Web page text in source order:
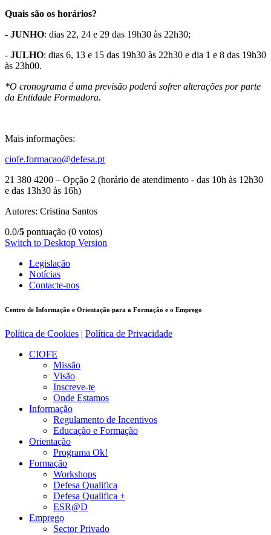
Quais são os horários?
- JUNHO: dias 22, 24 e 29 das 19h30 às 22h30;
- JULHO: dias 6, 13 e 15 das 19h30 às 22h30 e dia 1 e 8 das 19h30
às 23h00.
*O cronograma é uma previsão poderá sofrer alterações por parte
da Entidade Formadora.
Mais informações:
ciofe.formacao@defesa.pt
21 380 4200 – Opção 2 (horário de atendimento - das 10h às 12h30
e das 13h30 às 16h)
Autores: Cristina Santos
0.0/5 pontuação (0 votos)
Switch to Desktop Version
Legislação
Notícias
Contacte-nos
Centro de Informação e Orientação para a Formação e o Emprego
Política de Cookies | Política de Privacidade
CIOFE
Missão
Visão
Inscreve-te
Onde Estamos
Informação
Regulamento de Incentivos
Educação e Formação
Orientação
Programa Ok!
Formação
Workshops
Defesa Qualifica
Defesa Qualifica +
ESR@D
Emprego
Sector Privado